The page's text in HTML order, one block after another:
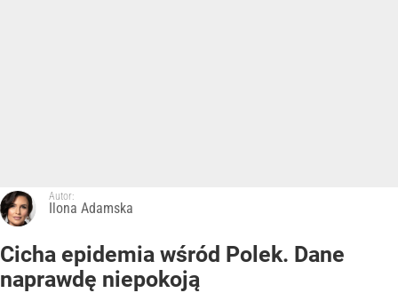
Autor:
Ilona Adamska
Cicha epidemia wśród Polek. Dane
naprawdę niepokoją